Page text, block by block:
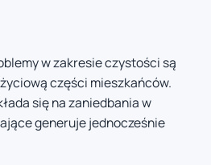
w zakresie czystości są
części mieszkańców.
się na zaniedbania w
generuje jednocześnie